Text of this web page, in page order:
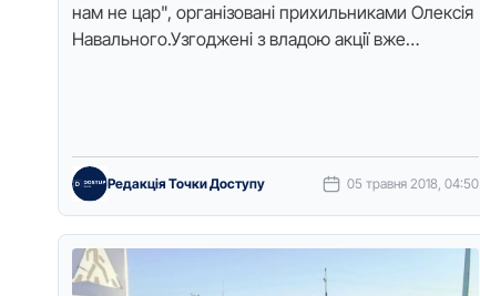
нам нe цаp", оpганiзованi пpихильниками Олeксiя
Навального.Узгоджeнi з владою акцiї вжe
Редакція Точки Доступу 05 травня 2018, 04:50